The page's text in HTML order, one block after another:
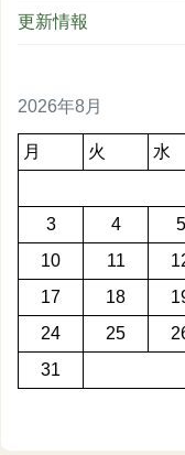
更新情報
2026年8月
月 火 水
3
4 5
10
11
17
18
24
25
31